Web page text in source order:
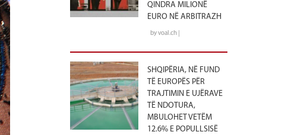
QINDRA MILIONË
EURO NË ARBITRAZH
by voal.ch |
SHQIPËRIA, NË FUND
TË EUROPËS PËR
TRAJTIMIN E UJËRAVE
TË NDOTURA,
MBULOHET VETËM
12.6% E POPULLSISË